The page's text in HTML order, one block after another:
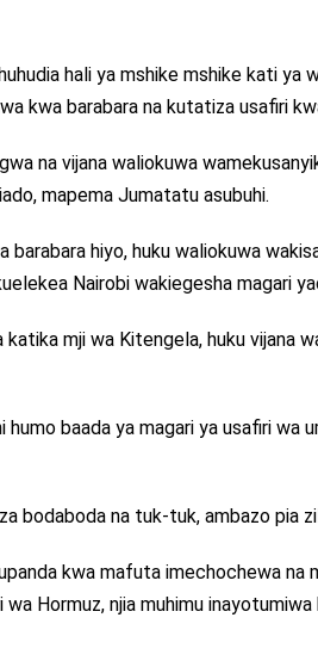
hali ya mshike mshike kati ya
kwa barabara na kutatiza usafiri
na vijana waliokuwa
mapema Jumatatu asubuhi.
barabara hiyo, huku waliokuwa
Nairobi wakiegesha magari
mji wa Kitengela, huku vijana
humo baada ya magari ya usafiri wa
bodaboda na tuk-tuk, ambazo pia
kwa mafuta imechochewa na
Hormuz, njia muhimu